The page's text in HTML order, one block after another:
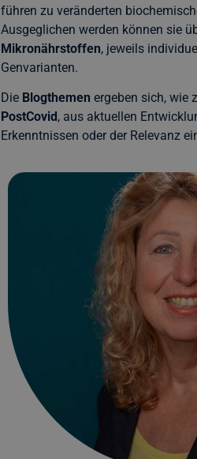
führen zu veränderten
Ausgeglichen werden können sie
Mikronährstoffen, jeweils
Genvarianten.
Die Blogthemen ergeben sich, wie
PostCovid, aus aktuellen
Erkenntnissen oder der Relevanz